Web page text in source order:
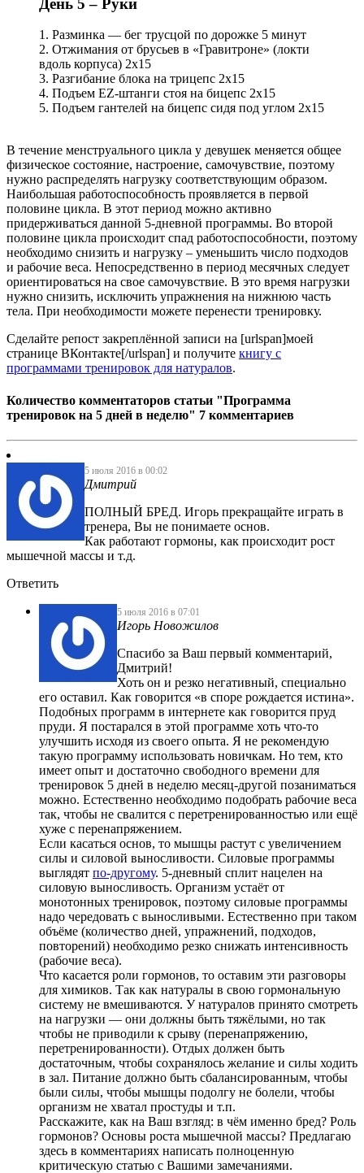
1. Разминка — бег трусцой по дорожке 5 минут
2. Отжимания от брусьев в «Гравитроне» (локти
вдоль корпуса) 2х15
3. Разгибание блока на трицепс 2х15
4. Подъем EZ-штанги стоя на бицепс 2х15
5. Подъем гантелей на бицепс сидя под углом 2х15
В течение менструального цикла у девушек меняется общее
физическое состояние, настроение, самочувствие, поэтому
нужно распределять нагрузку соответствующим образом.
Наибольшая работоспособность проявляется в первой
половине цикла. В этот период можно активно
придерживаться данной 5-дневной программы. Во второй
половине цикла происходит спад работоспособности, поэтому
необходимо снизить и нагрузку – уменьшить число подходов
и рабочие веса. Непосредственно в период месячных следует
ориентироваться на свое самочувствие. В это время нагрузки
нужно снизить, исключить упражнения на нижнюю часть
тела. При необходимости можете перенести тренировку.
Сделайте репост закреплённой записи на [urlspan]моей
странице ВКонтакте[/urlspan] и получите книгу с
программами тренировок для натуралов.
Количество комментаторов статьи "Программа
тренировок на 5 дней в неделю" 7 комментариев
5 июля 2016 в 00:02
Дмитрий
ПОЛНЫЙ БРЕД. Игорь прекращайте играть в
тренера, Вы не понимаете основ.
Как работают гормоны, как происходит рост
мышечной массы и т.д.
Ответить
5 июля 2016 в 07:01
Игорь Новожилов
Спасибо за Ваш первый комментарий,
Дмитрий!
Хоть он и резко негативный, специально
его оставил. Как говорится «в споре рождается истина».
Подобных программ в интернете как говорится пруд
пруди. Я постарался в этой программе хоть что-то
улучшить исходя из своего опыта. Я не рекомендую
такую программу использовать новичкам. Но тем, кто
имеет опыт и достаточно свободного времени для
тренировок 5 дней в неделю месяц-другой позаниматься
можно. Естественно необходимо подобрать рабочие веса
так, чтобы не свалится с перетренированностью или ещё
хуже с перенапряжением.
Если касаться основ, то мышцы растут с увеличением
силы и силовой выносливости. Силовые программы
выглядят по-другому. 5-дневный сплит нацелен на
силовую выносливость. Организм устаёт от
монотонных тренировок, поэтому силовые программы
надо чередовать с выносливыми. Естественно при таком
объёме (количество дней, упражнений, подходов,
повторений) необходимо резко снижать интенсивность
(рабочие веса).
Что касается роли гормонов, то оставим эти разговоры
для химиков. Так как натуралы в свою гормональную
систему не вмешиваются. У натуралов принято смотреть
на нагрузки — они должны быть тяжёлыми, но так
чтобы не приводили к срыву (перенапряжению,
перетренированности). Отдых должен быть
достаточным, чтобы сохранялось желание и силы ходить
в зал. Питание должно быть сбалансированным, чтобы
были силы, чтобы мышцы подолгу не болели, чтобы
организм не хватал простуды и т.п.
Расскажите, как на Ваш взгляд: в чём именно бред? Роль
гормонов? Основы роста мышечной массы? Предлагаю
здесь в комментариях написать полноценную
критическую статью с Вашими замечаниями.